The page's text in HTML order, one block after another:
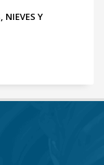
NIEVES Y